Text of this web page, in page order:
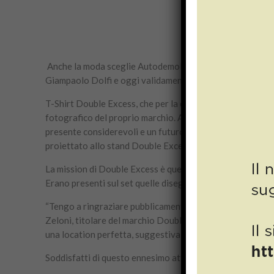
Anche la moda sceglie Autodemolizioni Dolfi di
Giampaolo Dolfi e oggi validamente guidata dai suoi
T-Shirt Double Excess, che per la quinta volta
fotografico del proprio marchio. A fotografare modelli
presente considerevoli e un futuro luminoso. Presente
proiettato allo stand Double Excess durante Pitti
La mission di Double Excess è quella di riavvicinare
Erano presenti sul set quelle disegnate da Edoardo
“Tengo a ringraziare pubblicamente Autodemolizioni
Zeloni, titolare del marchio Double Excess –.
una location perfetta, suggestiva e fantastica per le
Soddisfatti di questo ennesimo attestato al proprio